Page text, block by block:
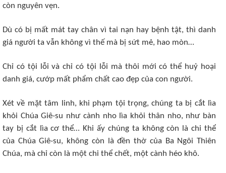
còn nguyên vẹn.
Dù có bị mất mát tay chân vì tai nạn hay bệnh tật, thì danh
giá người ta vẫn không vì thế mà bị sứt mẻ, hao mòn…
Chỉ có tội lỗi và chỉ có tội lỗi mà thôi mới có thể huỷ hoại
danh giá, cướp mất phẩm chất cao đẹp của con người.
Xét về mặt tâm linh, khi phạm tội trọng, chúng ta bị cắt lìa
khỏi Chúa Giê-su như cành nho lìa khỏi thân nho, như bàn
tay bị cắt lìa cơ thể… Khi ấy chúng ta không còn là chi thể
của Chúa Giê-su, không còn là đền thờ của Ba Ngôi Thiên
Chúa, mà chỉ còn là một chi thể chết, một cành héo khô.